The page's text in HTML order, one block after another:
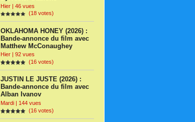
Hier | 46 vues
(18 votes)
OKLAHOMA HONEY (2026) :
Bande-annonce du film avec
Matthew McConaughey
Hier | 92 vues
(16 votes)
JUSTIN LE JUSTE (2026) :
Bande-annonce du film avec
Alban Ivanov
Mardi | 144 vues
(16 votes)